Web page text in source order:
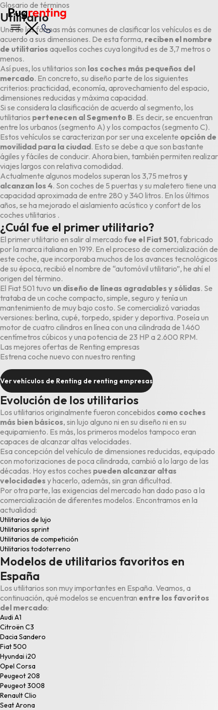
Glosario de términos
Utilitario
Una de las formas más comunes de clasificar los vehículos es de
acuerdo a sus dimensiones. De esta forma, reciben el nombre
de utilitarios aquellos coches cuya longitud es de 3,7 metros o
menos.
Así pues, los utilitarios son los coches más pequeños del
mercado. En concreto, su diseño parte de los siguientes
criterios: practicidad, economía, aprovechamiento del espacio,
dimensiones reducidas y máxima capacidad.
Si se considera la clasificación de acuerdo al segmento, los
utilitarios pertenecen al Segmento B. Es decir, se encuentran
entre los urbanos (segmento A) y los compactos (segmento C).
Estos vehículos se caracterizan por ser una excelente opción de
movilidad para la ciudad. Esto se debe a que son bastante
ágiles y fáciles de conducir. Ahora bien, también permiten realizar
viajes largos con relativa comodidad.
Actualmente algunos modelos superan los 3,75 metros y
alcanzan los 4. Son coches de 5 puertas y su maletero tiene una
capacidad aproximada de entre 280 y 340 litros. En los últimos
años, se ha mejorado el aislamiento acústico y confort de los
coches utilitarios .
¿Cuál fue el primer utilitario?
El primer utilitario en salir al mercado fue el Fiat 501, fabricado
por la marca italiana en 1919. En el proceso de comercialización de
este coche, que incorporaba muchos de los avances tecnológicos
de su época, recibió el nombre de “automóvil utilitario”, he ahí el
origen del término.
El Fiat 501 tuvo un diseño de líneas agradables y sólidas. Se
trataba de un coche compacto, simple, seguro y tenía un
mantenimiento de muy bajo costo. Se comercializó variadas
versiones: berlina, cupé, torpedo, spider y deportiva. Poseía un
motor de cuatro cilindros en línea con una cilindrada de 1.460
centímetros cúbicos y una potencia de 23 HP a 2.600 RPM.
Las mejores ofertas de Renting empresas
Estrena coche nuevo con nuestro renting
Ver vehículos de Renting de renting empresas
Evolución de los utilitarios
Los utilitarios originalmente fueron concebidos como coches
más bien básicos, sin lujo alguno ni en su diseño ni en su
equipamiento. Es más, los primeros modelos tampoco eran
capaces de alcanzar altas velocidades.
Esa concepción del vehículo de dimensiones reducidas, equipado
con motorizaciones de poca cilindrada, cambió a lo largo de las
décadas. Hoy estos coches pueden alcanzar altas
velocidades y hacerlo, además, sin gran dificultad.
Por otra parte, las exigencias del mercado han dado paso a la
comercialización de diferentes modelos. Encontramos en la
actualidad:
Utilitarios de lujo
Utilitarios sprint
Utilitarios de competición
Utilitarios todoterreno
Modelos de utilitarios favoritos en
España
Los utilitarios son muy importantes en España. Veamos, a
continuación, qué modelos se encuentran entre los favoritos
del mercado:
Audi A1
Citroën C3
Dacia Sandero
Fiat 500
Hyundai i20
Opel Corsa
Peugeot 208
Peugeot 3008
Renault Clio
Seat Arona